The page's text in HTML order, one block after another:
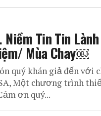
Niềm Tin Tin
Mùa Chay￼
quý khán giả đến với
Một chương trình
ơn quý...